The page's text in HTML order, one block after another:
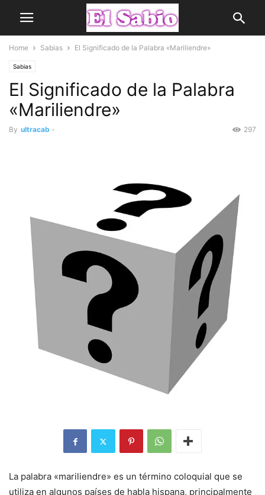
Home Sabias El Significado de la Palabra «Mariliendre»
Sabias
El Significado de la Palabra
«Mariliendre»
By ultracab - 297
La palabra «mariliendre» es un término coloquial que se
utiliza en algunos países de habla hispana, principalmente